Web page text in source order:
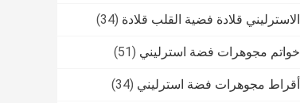
الاسترليني قلادة فضية القلب قلادة (34)
خواتم مجوهرات فضة استرليني (51)
أقراط مجوهرات فضة استرليني (34)